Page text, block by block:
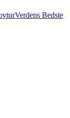
Verdens Bedste